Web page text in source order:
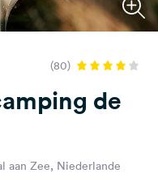
(80)
de
aan Zee, Niederlande